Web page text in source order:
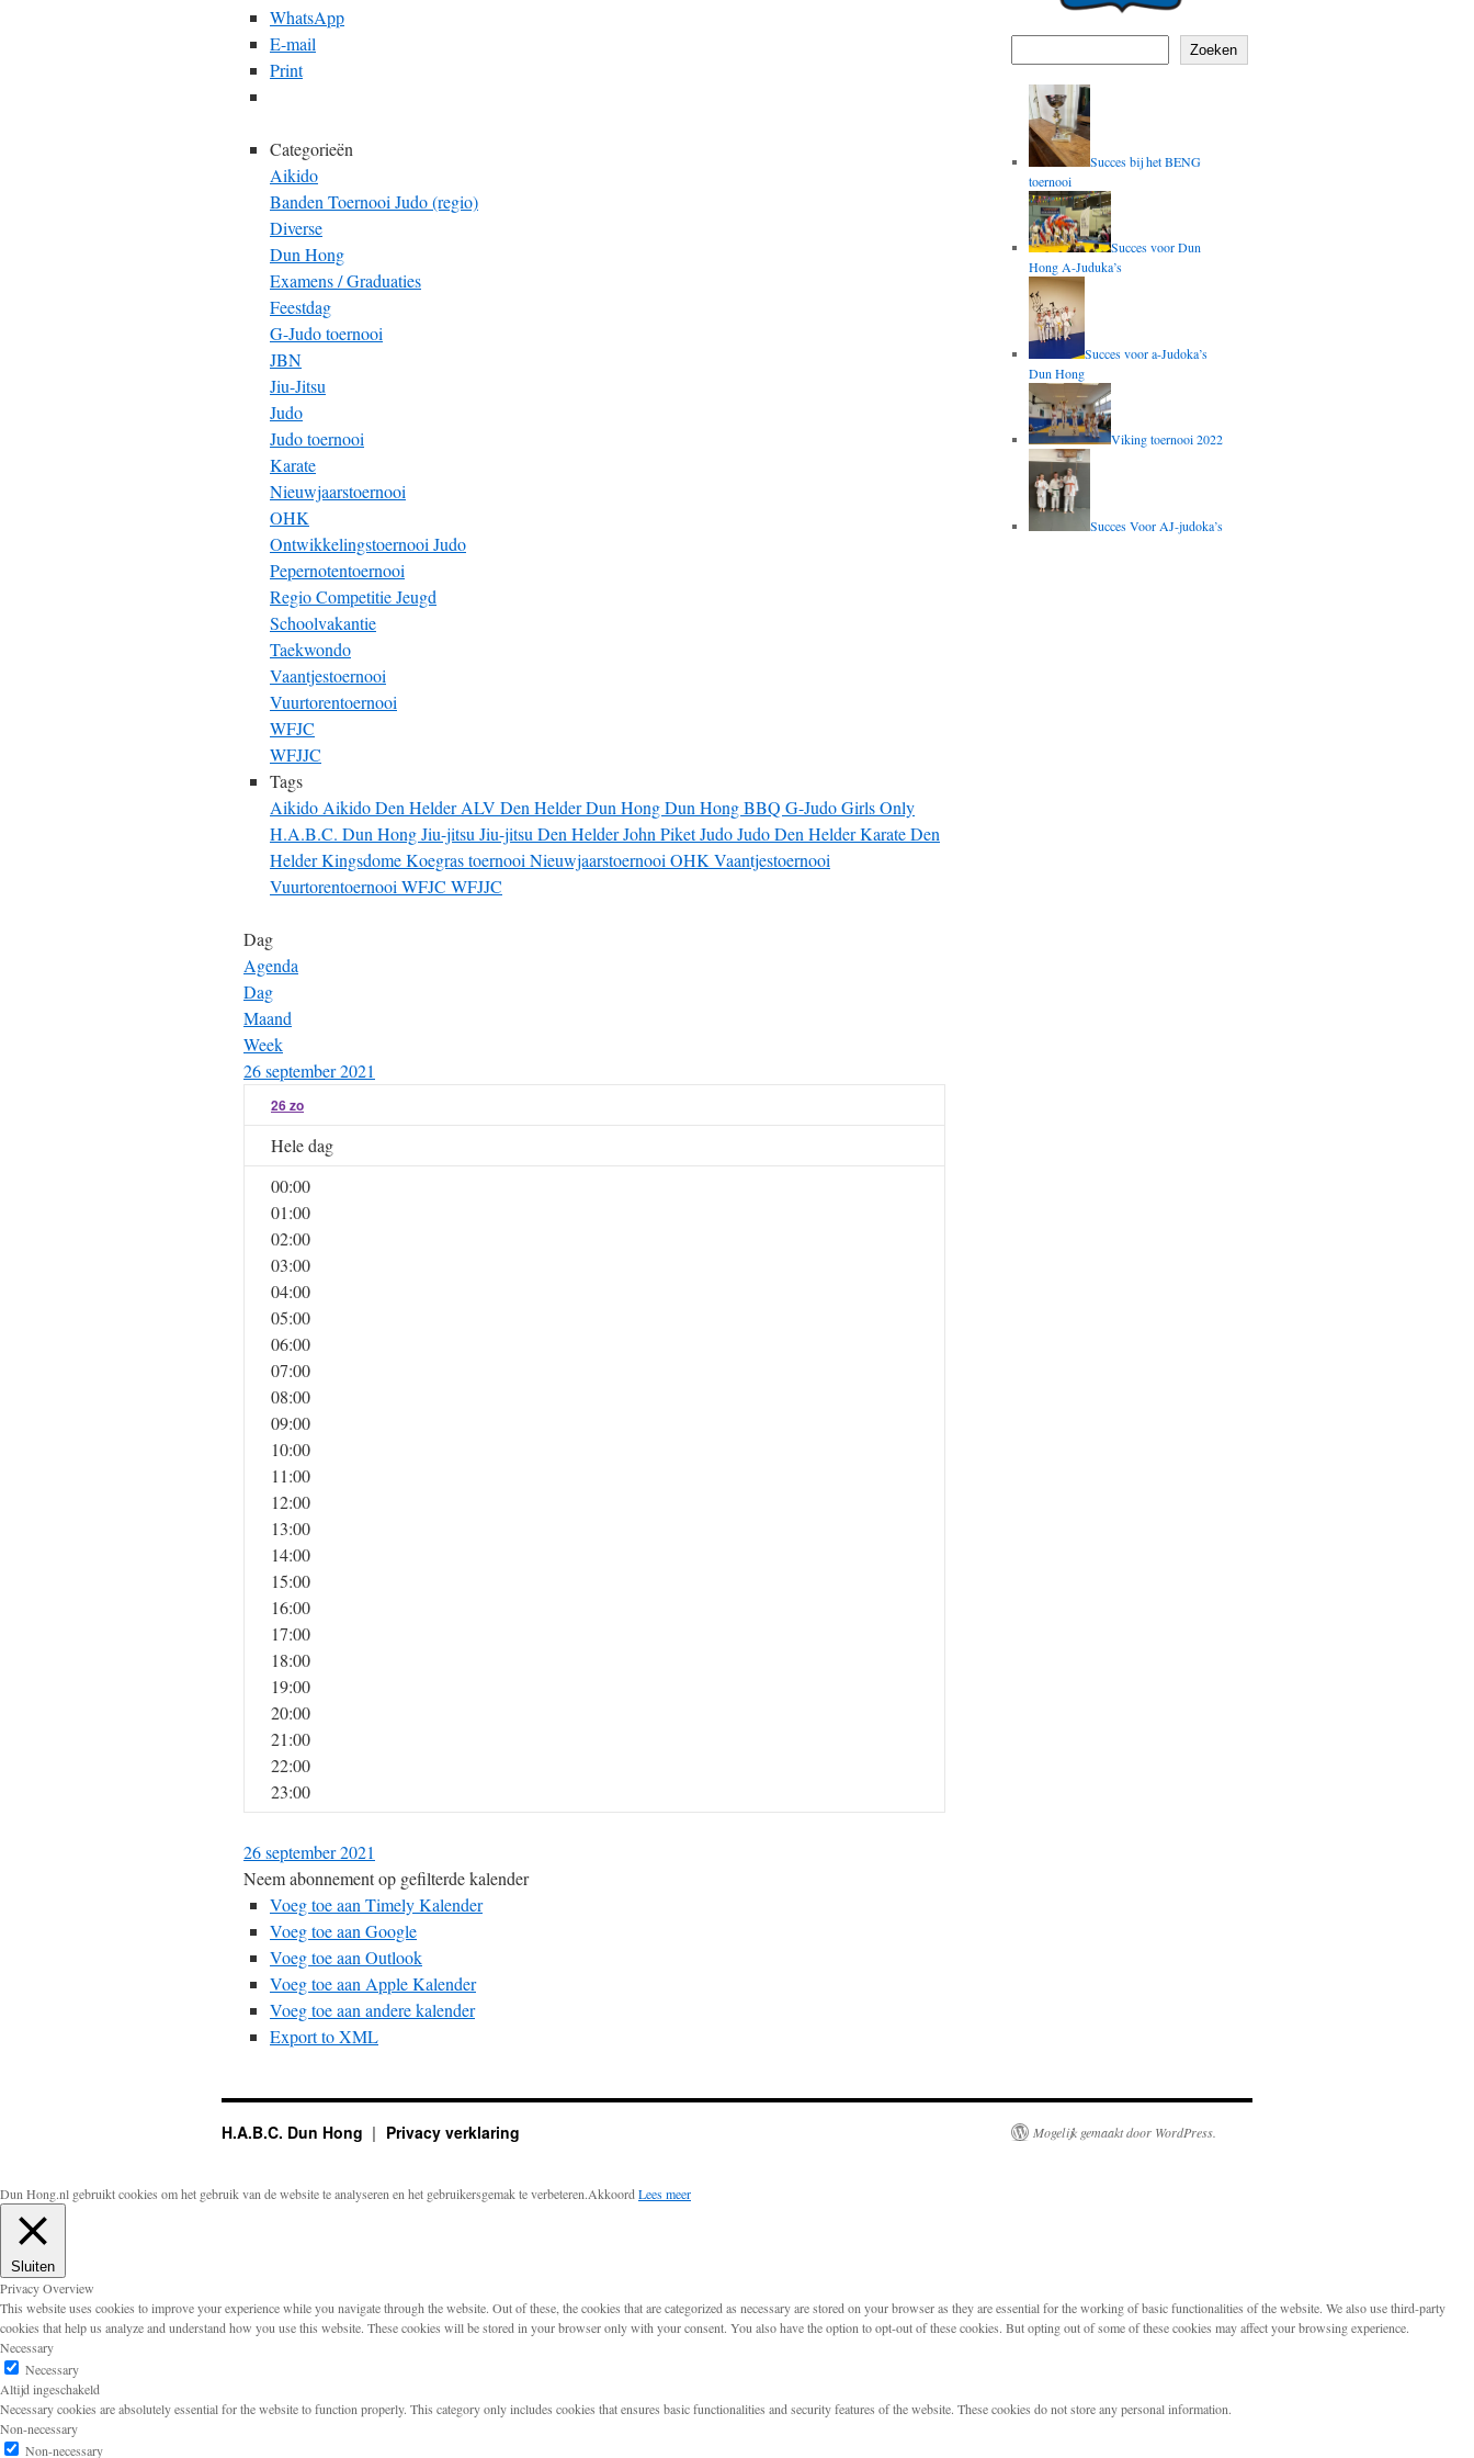
WhatsApp
E-mail
Print
Categorieën
Aikido
Banden Toernooi Judo (regio)
Diverse
Dun Hong
Examens / Graduaties
Feestdag
G-Judo toernooi
JBN
Jiu-Jitsu
Judo
Judo toernooi
Karate
Nieuwjaarstoernooi
OHK
Ontwikkelingstoernooi Judo
Pepernotentoernooi
Regio Competitie Jeugd
Schoolvakantie
Taekwondo
Vaantjestoernooi
Vuurtorentoernooi
WFJC
WFJJC
Tags
Aikido Aikido Den HelderALV Den HelderDun HongDun Hong BBQ G-JudoGirls Only
H.A.B.C. Dun HongJiu-jitsu Jiu-jitsu Den HelderJohn PiketJudoJudo Den HelderKarate Den
HelderKingsdomeKoegras toernooi Nieuwjaarstoernooi OHK Vaantjestoernooi
Vuurtorentoernooi WFJC WFJJC
Dag
Agenda
Dag
Maand
Week
26 september 2021
26zo
Hele dag
00:00
01:00
02:00
03:00
04:00
05:00
06:00
07:00
08:00
09:00
10:00
11:00
12:00
13:00
14:00
15:00
16:00
17:00
18:00
19:00
20:00
21:00
22:00
23:00
26 september 2021
Neem abonnement op gefilterde kalender
Voeg toe aan Timely Kalender
Voeg toe aan Google
Voeg toe aan Outlook
Voeg toe aan Apple Kalender
Voeg toe aan andere kalender
Export to XML
Zoeken
Succes bij het BENG
toernooi
Succes voor Dun
Hong A-Juduka’s
Succes voor a-Judoka’s
Dun Hong
Viking toernooi 2022
Succes Voor AJ-judoka’s
H.A.B.C. Dun Hong Privacy verklaring Mogelijk gemaakt door WordPress.
Dun Hong.nl gebruikt cookies om het gebruik van de website te analyseren en het gebruikersgemak te verbeteren.Akkoord Lees meer
Sluiten
Privacy Overview
This website uses cookies to improve your experience while you navigate through the website. Out of these, the cookies that are categorized as necessary are stored on your browser as they are essential for the working of basic functionalities of the website. We also use third-party
cookies that help us analyze and understand how you use this website. These cookies will be stored in your browser only with your consent. You also have the option to opt-out of these cookies. But opting out of some of these cookies may affect your browsing experience.
Necessary
Necessary
Altijd ingeschakeld
Necessary cookies are absolutely essential for the website to function properly. This category only includes cookies that ensures basic functionalities and security features of the website. These cookies do not store any personal information.
Non-necessary
Non-necessary